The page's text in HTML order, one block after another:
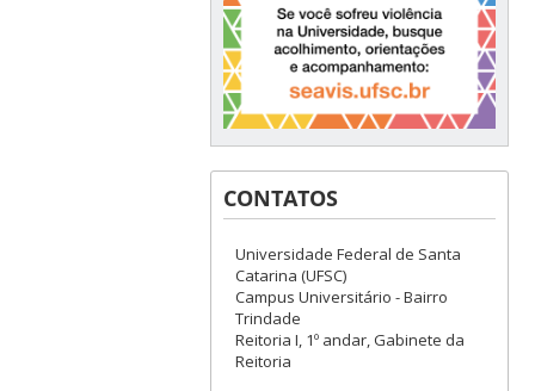
CONTATOS
Universidade Federal de Santa
Catarina (UFSC)
Campus Universitário - Bairro
Trindade
Reitoria I, 1º andar, Gabinete da
Reitoria